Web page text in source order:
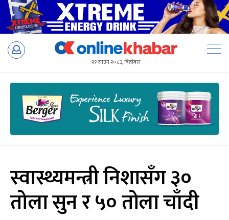
Skip
२१ साउन २०८३, बिहीबार
स्वास्थ्यमन्त्री निशासँग ३०
तोला सुन र ५० तोला चाँदी